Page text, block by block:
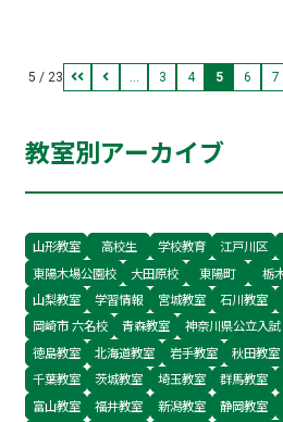
品物）・調…
ています！！ また、大学入
試験が先日行われました。
筆者は自動車学校には大学進
で早々に免許を持っている
付二輪免許を所有している人
まずどこに生きましたか？ま
ドライブ・ツー…
5 / 23 ... 3 4 5 6 7
教室別アーカイブ
山形教室 高校生 学校教育 江戸川区
東陽木場公園校
大田原校 東陽町 栃
山梨教室
学習情報 宮城教室 石川教室
岡崎市 六名校
青森教室 神奈川県公立入試
徳島教室
北海道教室 岩手教室 秋田教室
千葉教室
茨城教室 埼玉教室 群馬教室
富山教室
福井教室 新潟教室 静岡教室